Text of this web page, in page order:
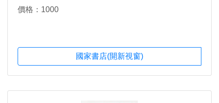
價格：1000
國家書店(開新視窗)